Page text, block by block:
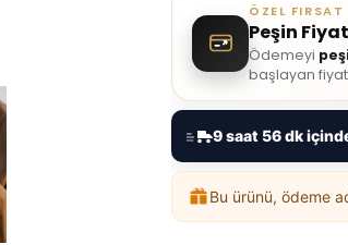
ÖZEL FIRSAT
Peşin
Ödemeyi
başlayan
9 saat 56 dk
Bu ürünü, ödeme